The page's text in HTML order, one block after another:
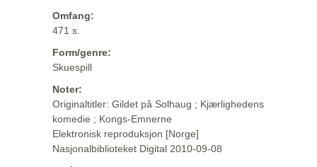
Omfang:
471 s.
Form/genre:
Skuespill
Noter:
Originaltitler: Gildet på Solhaug ; Kjærlighedens
komedie ; Kongs-Emnerne
Elektronisk reproduksjon [Norge]
Nasjonalbiblioteket Digital 2010-09-08